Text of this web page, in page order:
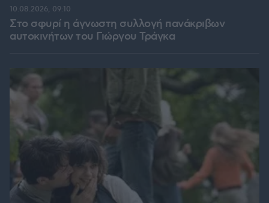
Στο σφυρί η άγνωστη συλλογή πανάκριβων
αυτοκινήτων του Γιώργου Τράγκα
10.08.2026, 09:10